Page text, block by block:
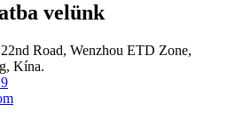
velünk
Road, Wenzhou ETD Zone,
Kína.